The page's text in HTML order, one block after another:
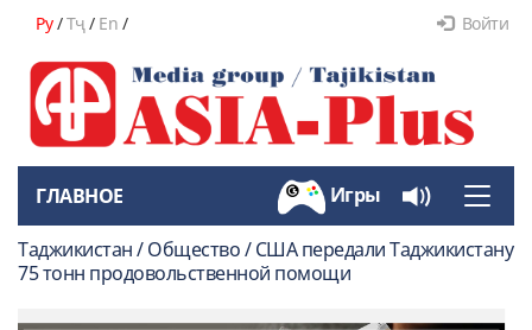
Ру/Тҷ/ En / Войти
Toggle
ГЛАВНОЕ Игры
Таджикистан / Общество / США передали Таджикистану
75 тонн продовольственной помощи